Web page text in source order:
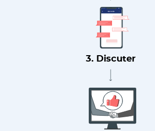
3. Discuter